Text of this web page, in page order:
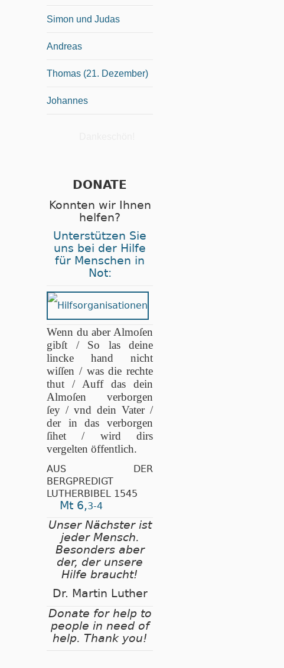
Simon und Judas
Andreas
Thomas (21. Dezember)
Johannes
DONATE
Konnten wir Ihnen
helfen?
Unterstützen Sie
uns bei der Hilfe
für Menschen in
Not:
Wenn du aber Almoſen
gibſt / So las deine
lincke hand nicht
wiſſen / was die rechte
thut / Auff das dein
Almoſen verborgen
ſey / vnd dein Vater /
der in das verborgen
ſihet / wird dirs
vergelten öffentlich.
AUS DER
BERGPREDIGT
LUTHERBIBEL 1545
Mt 6,3-4
Unser Nächster ist
jeder Mensch.
Besonders aber
der, der unsere
Hilfe braucht!
Dr. Martin Luther
Donate for help to
people in need of
help. Thank you!